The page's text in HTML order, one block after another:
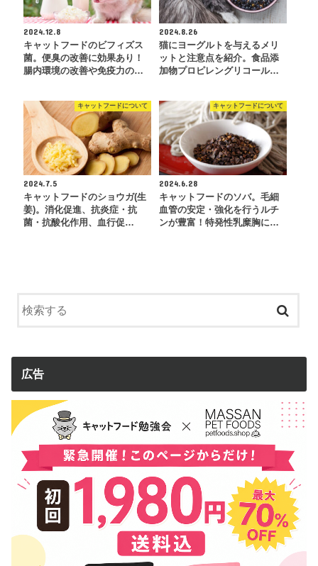
2024.12.8
キャットフードのビフィズス
菌。便臭の改善に効果あり！
腸内環境の改善や免疫力の…
2024.8.26
猫にヨーグルトを与えるメリ
ットと注意点を紹介。食品添
加物プロピレングリコール…
キャットフードについて
2024.7.5
キャットフードのショウガ(生
姜)。消化促進、抗炎症・抗
菌・抗酸化作用、血行促…
キャットフードについて
2024.6.28
キャットフードのソバ。毛細
血管の安定・強化を行うルチ
ンが豊富！特発性乳糜胸に…
広告